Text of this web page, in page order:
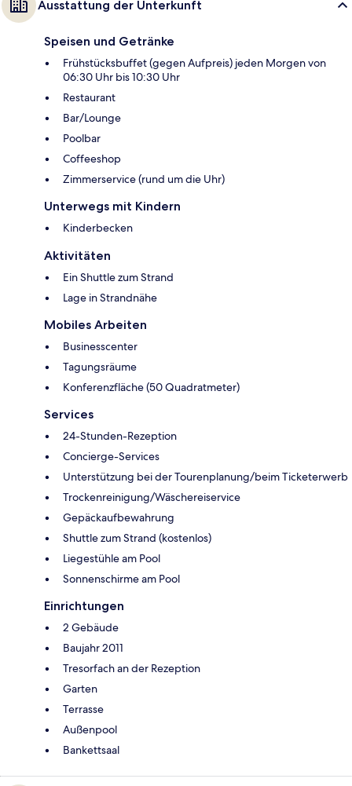
Ausstattung der Unterkunft
Speisen und Getränke
Frühstücksbuffet (gegen Aufpreis) jeden Morgen von
06:30 Uhr bis 10:30 Uhr
Restaurant
Bar/Lounge
Poolbar
Coffeeshop
Zimmerservice (rund um die Uhr)
Unterwegs mit Kindern
Kinderbecken
Aktivitäten
Ein Shuttle zum Strand
Lage in Strandnähe
Mobiles Arbeiten
Businesscenter
Tagungsräume
Konferenzfläche (50 Quadratmeter)
Services
24-Stunden-Rezeption
Concierge-Services
Unterstützung bei der Tourenplanung/beim Ticketerwerb
Trockenreinigung/Wäschereiservice
Gepäckaufbewahrung
Shuttle zum Strand (kostenlos)
Liegestühle am Pool
Sonnenschirme am Pool
Einrichtungen
2 Gebäude
Baujahr 2011
Tresorfach an der Rezeption
Garten
Terrasse
Außenpool
Bankettsaal